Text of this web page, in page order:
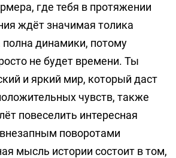
где тебя в протяжении
ждёт значимая толика
динамики, потому
не будет времени. Ты
и яркий мир, который даст
чувств, также
повеселить интересная
поворотами
мысль истории состоит в том,